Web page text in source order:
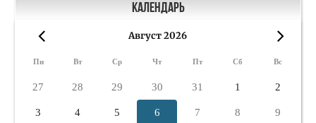
Календарь
Август 2026
Пн Вт Ср Чт Пт Сб Вс
27 28 29 30 31 1 2
3 4 5 6 7 8 9